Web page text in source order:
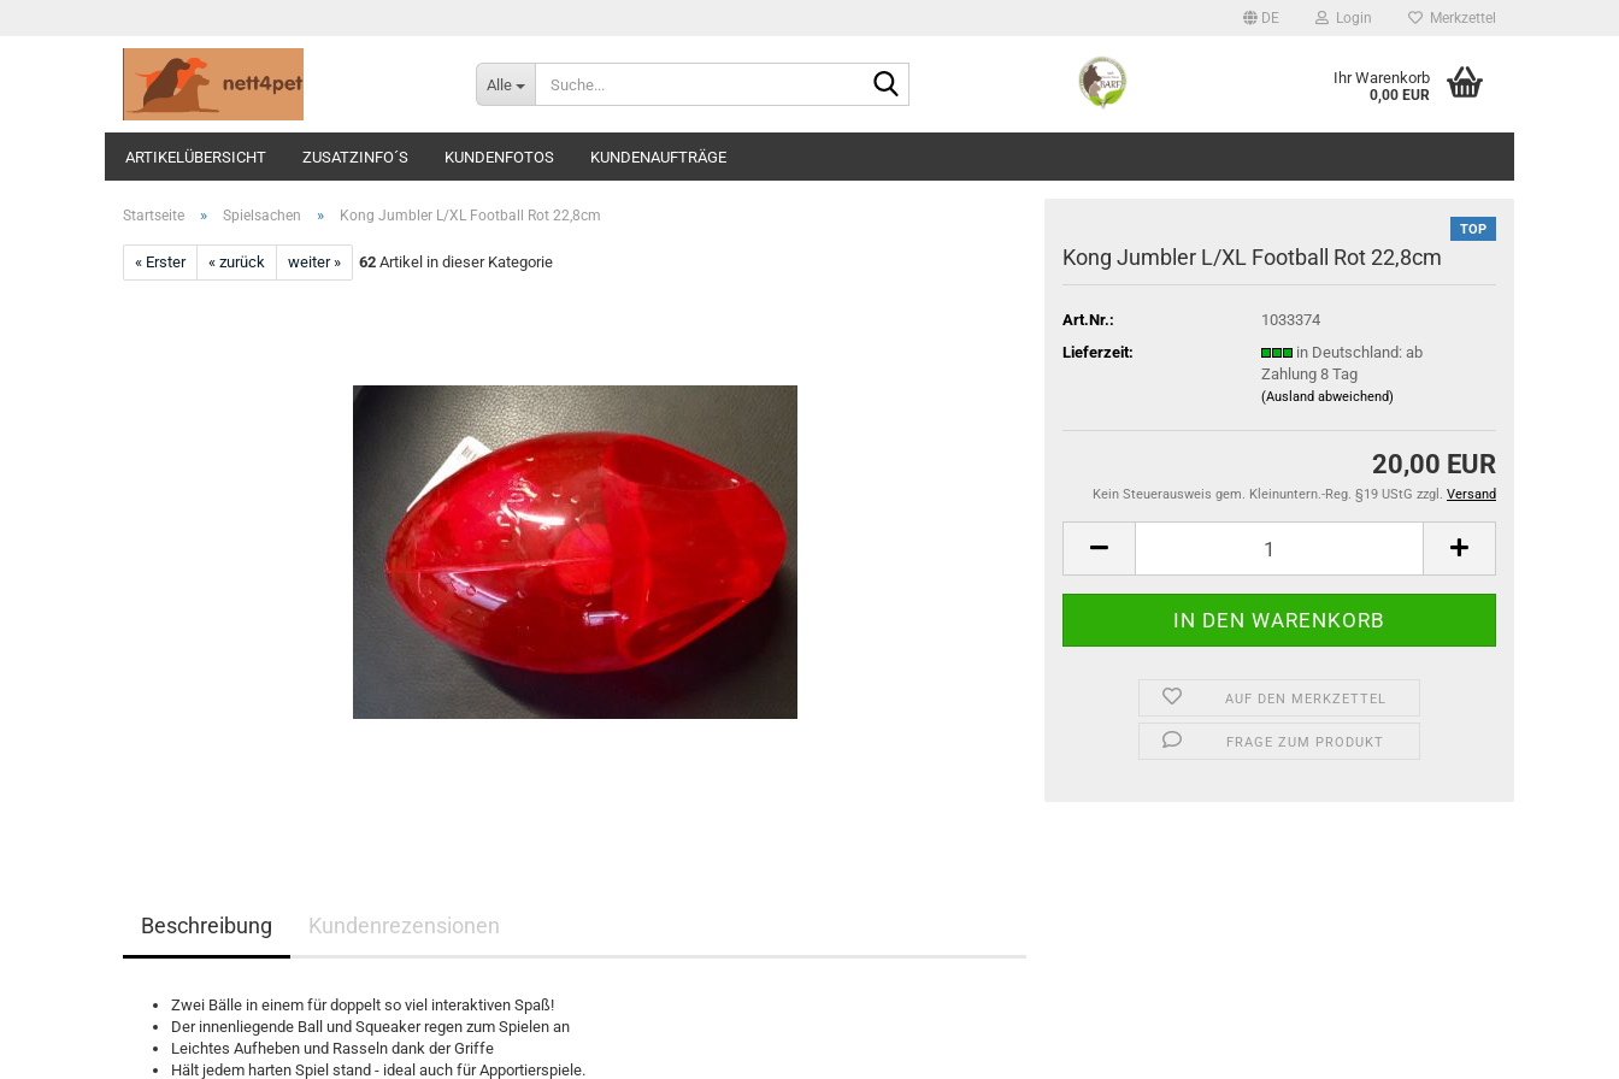
DE Login Merkzettel
Alle Ihr Warenkorb
0,00 EUR
ARTIKELÜBERSICHT ZUSATZINFO´S KUNDENFOTOS KUNDENAUFTRÄGE
Startseite » Spielsachen » Kong Jumbler L/XL Football Rot 22,8cm
« Erster « zurück weiter » 62 Artikel in dieser Kategorie
TOP
Kong Jumbler L/XL Football Rot 22,8cm
Art.Nr.:
1033374
Lieferzeit:
in Deutschland: ab
Zahlung 8 Tag
(Ausland abweichend)
20,00 EUR
Kein Steuerausweis gem. Kleinuntern.-Reg. §19 UStG zzgl. Versand
AUF DEN MERKZETTEL
FRAGE ZUM PRODUKT
Beschreibung Kundenrezensionen
Zwei Bälle in einem für doppelt so viel interaktiven Spaß!
Der innenliegende Ball und Squeaker regen zum Spielen an
Leichtes Aufheben und Rasseln dank der Griffe
Hält jedem harten Spiel stand - ideal auch für Apportierspiele.